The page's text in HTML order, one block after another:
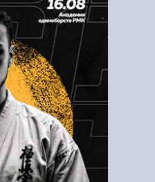
Войти
Напомнить пароль